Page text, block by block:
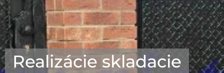
Realizácie skladacie